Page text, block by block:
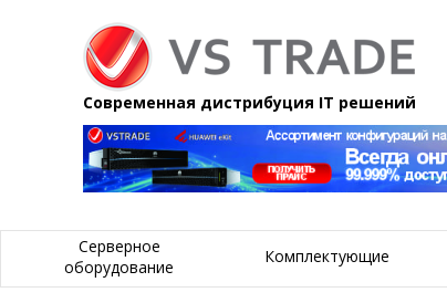
Современная дистрибуция IT решений
Серверное
оборудование
Комплектующие